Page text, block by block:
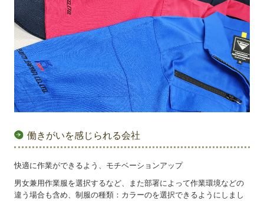
働きがいを感じられる会社
快適に作業ができるよう、モチベーションアップ
男女兼用作業服を選択するなど、また部署によって作業環境などの
違う場合も含め、制服の種類：カラーのを選択できるようにしまし